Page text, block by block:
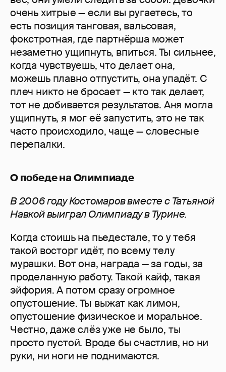
очень хитрые — если вы ругаетесь, то
есть позиция танговая, вальсовая,
фокстротная, где партнёрша может
незаметно ущипнуть, впиться. Ты сильнее,
когда чувствуешь, что делает она,
можешь плавно отпустить, она упадёт. С
плеч никто не бросает — кто так делает,
тот не добивается результатов. Аня могла
ущипнуть, я мог её запустить, это не так
часто происходило, чаще — словесные
перепалки.
О победе на Олимпиаде
В 2006 году Костомаров вместе с Татьяной
Навкой выиграл Олимпиаду в Турине.
Когда стоишь на пьедестале, то у тебя
такой восторг идёт, по всему телу
мурашки. Вот она, награда — за годы, за
проделанную работу. Такой кайф, такая
эйфория. А потом сразу огромное
опустошение. Ты выжат как лимон,
опустошение физическое и моральное.
Честно, даже слёз уже не было, ты
просто пустой. Вроде бы счастлив, но ни
руки, ни ноги не поднимаются.